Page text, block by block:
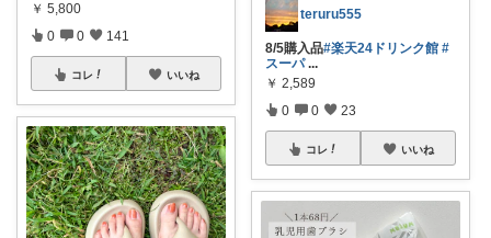
￥ 5,800
0 0 141
コレ いいね
teruru555
8/5購入品#楽天24ドリンク館 #
スーパ ...
￥ 2,589
0 0 23
コレ いいね